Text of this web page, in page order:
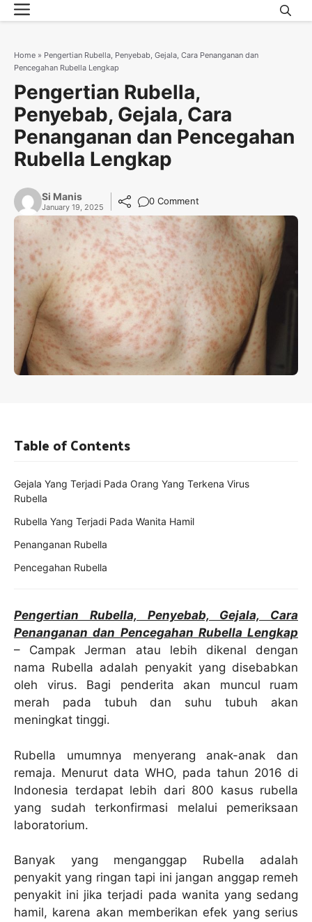
Skip
to
Menu
Home » Pengertian Rubella, Penyebab, Gejala, Cara Penanganan dan
Pencegahan Rubella Lengkap
Pengertian Rubella,
Penyebab, Gejala, Cara
Penanganan dan Pencegahan
Rubella Lengkap
Si Manis
January 19, 2025
0 Comment
Pengertian Rubella, Penyebab, Gejala, Cara
Penanganan dan Pencegahan Rubella Lengkap
– Campak Jerman atau lebih dikenal dengan
nama Rubella adalah penyakit yang disebabkan
oleh virus. Bagi penderita akan muncul ruam
merah pada tubuh dan suhu tubuh akan
meningkat tinggi.
Rubella umumnya menyerang anak-anak dan
remaja. Menurut data WHO, pada tahun 2016 di
Indonesia terdapat lebih dari 800 kasus rubella
yang sudah terkonfirmasi melalui pemeriksaan
laboratorium.
Banyak yang menganggap Rubella adalah
penyakit yang ringan tapi ini jangan anggap remeh
penyakit ini jika terjadi pada wanita yang sedang
hamil, karena akan memberikan efek yang serius
Table of Contents
Gejala Yang Terjadi Pada Orang Yang Terkena Virus
Rubella
Rubella Yang Terjadi Pada Wanita Hamil
Penanganan Rubella
Pencegahan Rubella